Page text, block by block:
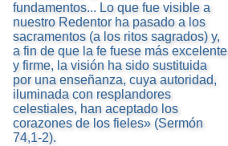
fundamentos... Lo que fue visible a
nuestro Redentor ha pasado a los
sacramentos (a los ritos sagrados) y,
a fin de que la fe fuese más excelente
y firme, la visión ha sido sustituida
por una enseñanza, cuya autoridad,
iluminada con resplandores
celestiales, han aceptado los
corazones de los fieles» (Sermón
74,1-2).